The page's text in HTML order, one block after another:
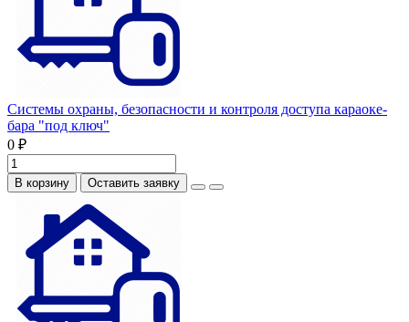
Системы охраны, безопасности и контроля доступа караоке-
бара "под ключ"
0 ₽
В корзину Оставить заявку